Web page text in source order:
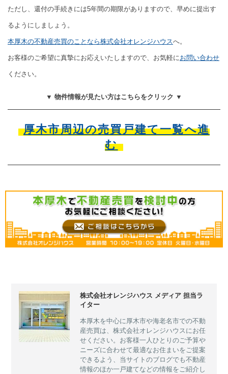
ただし、還付の手続きには5年間の期限がありますので、早めに提出す
るようにしましょう。
本厚木の不動産売買のことなら株式会社オレンジハウスへ。
お客様のご希望に真摯にお応えいたしますので、お気軽に お問い合わせ
ください。
▼ 物件情報が見たい方はこちらをクリック ▼
厚木市周辺の売買戸建て一覧へ進
む
株式会社オレンジハウス メディア 担当ラ
イター
本厚木を中心に厚木市や海老名市での不動
産売買は、株式会社オレンジハウスにお任
せください。お客様一人ひとりのご予算や
ニーズに合わせて最適なお住まいをご提案
できるよう、当サイトのブログでも不動産
情報のほか一戸建てなどの情報をご紹介し